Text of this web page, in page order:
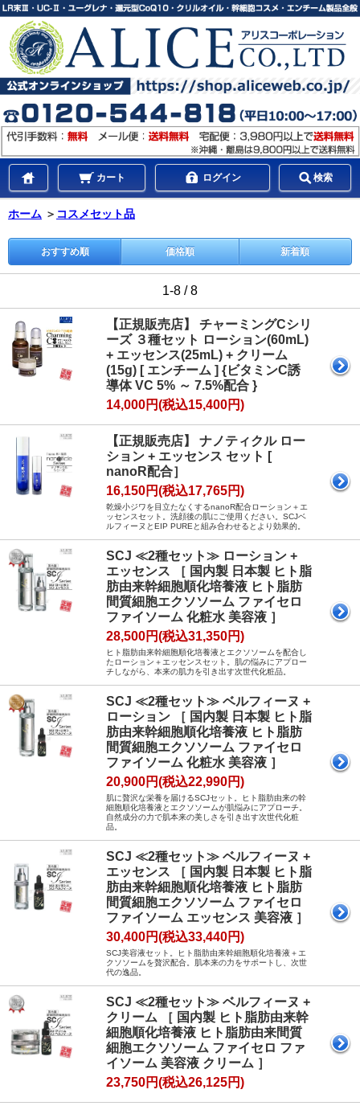
カート ログイン 検索
ホーム ＞ コスメセット品
おすすめ順 価格順 新着順
1-8 / 8
【正規販売店】 チャーミングCシリ
ーズ ３種セット ローション(60mL)
+ エッセンス(25mL) + クリーム
(15g) [ エンチーム ] {ビタミンC誘
導体 VC 5% ～ 7.5%配合 }
14,000円(税込15,400円)
【正規販売店】 ナノティクル ロー
ション + エッセンス セット [
nanoR配合］
16,150円(税込17,765円)
乾燥小ジワを目立たなくするnanoR配合ローション＋エ
ッセンスセット。洗顔後の肌にご使用ください。SCJベ
ルフィーヌとEIP PUREと組み合わせるとより効果的。
SCJ ≪2種セット≫ ローション +
エッセンス ［ 国内製 日本製 ヒト脂
肪由来幹細胞順化培養液 ヒト脂肪
間質細胞エクソソーム ファイセロ
ファイソーム 化粧水 美容液 ］
28,500円(税込31,350円)
ヒト脂肪由来幹細胞順化培養液とエクソソームを配合し
たローション＋エッセンスセット。肌の悩みにアプロー
チしながら、本来の肌力を引き出す次世代化粧品。
SCJ ≪2種セット≫ ベルフィーヌ +
ローション ［ 国内製 日本製 ヒト脂
肪由来幹細胞順化培養液 ヒト脂肪
間質細胞エクソソーム ファイセロ
ファイソーム 化粧水 美容液 ］
20,900円(税込22,990円)
肌に贅沢な栄養を届けるSCJセット。ヒト脂肪由来の幹
細胞順化培養液とエクソソームが肌悩みにアプローチ。
自然成分の力で肌本来の美しさを引き出す次世代化粧
品。
SCJ ≪2種セット≫ ベルフィーヌ +
エッセンス ［ 国内製 日本製 ヒト脂
肪由来幹細胞順化培養液 ヒト脂肪
間質細胞エクソソーム ファイセロ
ファイソーム エッセンス 美容液 ］
30,400円(税込33,440円)
SCJ美容液セット。ヒト脂肪由来幹細胞順化培養液＋エ
クソソームを贅沢配合。肌本来の力をサポートし、次世
代の逸品。
SCJ ≪2種セット≫ ベルフィーヌ +
クリーム ［ 国内製 ヒト脂肪由来幹
細胞順化培養液 ヒト脂肪由来間質
細胞エクソソーム ファイセロ ファ
イソーム 美容液 クリーム ］
23,750円(税込26,125円)